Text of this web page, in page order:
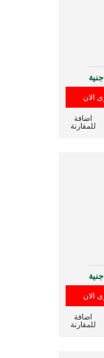
جنية
اضافة
للمقارنة
جنية
اضافة
للمقارنة